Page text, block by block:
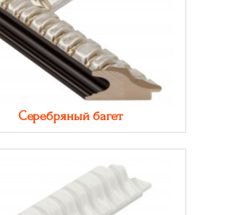
Серебряный багет